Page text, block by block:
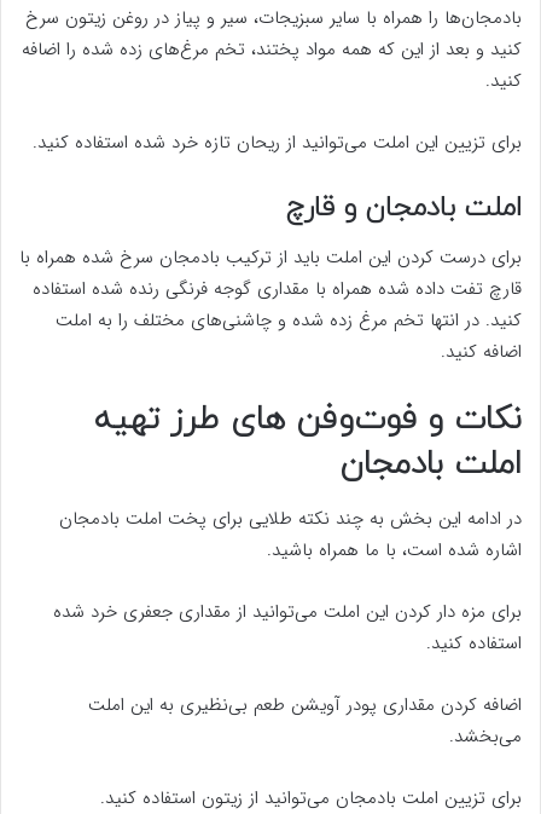
بادمجان‌ها را همراه با سایر سبزیجات، سیر و پیاز در روغن زیتون سرخ
کنید و بعد از این که همه مواد پختند، تخم مرغ‌های زده شده را اضافه
کنید.
برای تزیین این املت می‌توانید از ریحان تازه خرد شده استفاده کنید.
املت بادمجان و قارچ
برای درست کردن این املت باید از ترکیب بادمجان سرخ شده همراه با
قارچ تفت داده شده همراه با مقداری گوجه فرنگی رنده شده استفاده
کنید. در انتها تخم مرغ زده شده و چاشنی‌های مختلف را به املت
اضافه کنید.
نکات و فوت‌وفن های طرز تهیه
املت بادمجان
در ادامه این بخش به چند نکته طلایی برای پخت املت بادمجان
اشاره شده است، با ما همراه باشید.
برای مزه دار کردن این املت می‌توانید از مقداری جعفری خرد شده
استفاده کنید.
اضافه کردن مقداری پودر آویشن طعم بی‌نظیری به این املت
می‌بخشد.
برای تزیین املت بادمجان می‌توانید از زیتون استفاده کنید.